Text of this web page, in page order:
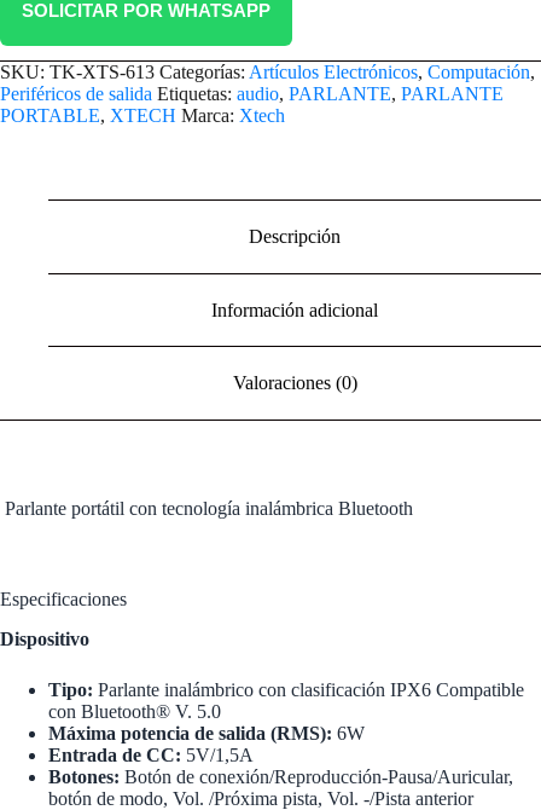
SOLICITAR POR WHATSAPP
SKU: TK-XTS-613 Categorías: Artículos Electrónicos, Computación,
Periféricos de salida Etiquetas: audio, PARLANTE, PARLANTE
PORTABLE, XTECH Marca: Xtech
Descripción
Información adicional
Valoraciones (0)
Parlante portátil con tecnología inalámbrica Bluetooth
Especificaciones
Dispositivo
Tipo: Parlante inalámbrico con clasificación IPX6 Compatible
con Bluetooth® V. 5.0
Máxima potencia de salida (RMS): 6W
Entrada de CC: 5V/1,5A
Botones: Botón de conexión/Reproducción-Pausa/Auricular,
botón de modo, Vol. /Próxima pista, Vol. -/Pista anterior